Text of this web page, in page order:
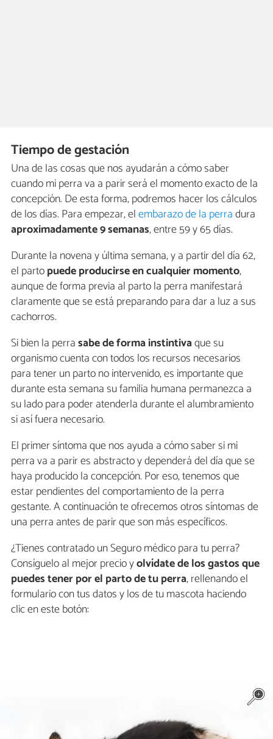
Tiempo de gestación
Una de las cosas que nos ayudarán a cómo saber
cuando mi perra va a parir será el momento exacto de la
concepción. De esta forma, podremos hacer los cálculos
de los días. Para empezar, elembarazo de la perradura
aproximadamente 9 semanas, entre 59 y 65 días.
Durante la novena y última semana, y a partir del día 62,
el partopuede producirse en cualquier momento,
aunque de forma previa al parto la perra manifestará
claramente que se está preparando para dar a luz a sus
cachorros.
Si bien la perrasabe de forma instintivaque su
organismo cuenta con todos los recursos necesarios
para tener un parto no intervenido, es importante que
durante esta semana su familia humana permanezca a
su lado para poder atenderla durante el alumbramiento
si así fuera necesario.
El primer síntoma que nos ayuda a cómo saber si mi
perra va a parir es abstracto y dependerá del día que se
haya producido la concepción. Por eso, tenemos que
estar pendientes del comportamiento de la perra
gestante. A continuación te ofrecemos otros síntomas de
una perra antes de parir que son más específicos.
¿Tienes contratado un Seguro médico para tu perra?
Consíguelo al mejor precio yolvídate de los gastos que
puedes tener por el parto de tu perra, rellenando el
formulario con tus datos y los de tu mascota haciendo
clic en este botón: